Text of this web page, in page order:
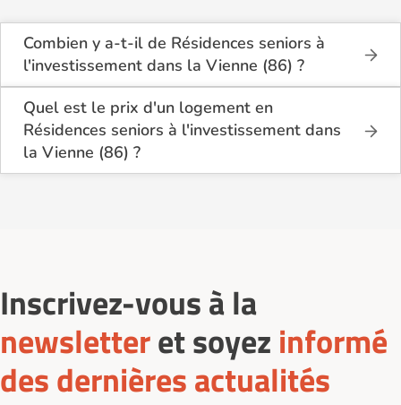
Combien y a-t-il de Résidences seniors à
l'investissement dans la Vienne (86) ?
Sur le site Logement-seniors.com, on recense
actuellement 1 Résidences seniors à
l'investissement dans la Vienne (86).
Quel est le prix d'un logement en
Résidences seniors à l'investissement dans
la Vienne (86) ?
Le tarif minimum d'un logement en Résidences
Inscrivez-vous à la
newsletteret soyez informé
des dernières actualités